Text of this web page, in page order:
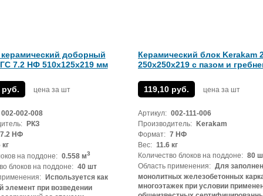
доборный
7.2 НФ 510х125х219 мм
руб. цена за шт
002-008
РКЗ
НФ
на поддоне: 0.558 м3
блоков на поддоне: 40 шт
Используется как
элемент при возведении
Керамический блок Kerakam
250х250х219 с пазом и
119,10 руб. цена за шт
Артикул: 002-111-006
Производитель:
Kerakam
Формат: 7 НФ
Вес: 11.6 кг
Количество блоков на поддоне: 80
Область применения: Для
монолитных железобетонных
многоэтажек при условии